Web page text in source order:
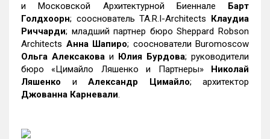
и Московской Архитектурной Биеннале Барт
Голдхоорн; сооснователь TA.R.I-Architects Клаудиа
Риччарди; младший партнер бюро Sheppard Robson
Architects Анна Шапиро; сооснователи Buromoscow
Ольга Алексакова и Юлия Бурдова; руководители
бюро «Цимайло Ляшенко и Партнеры» Николай
Ляшенко и Александр Цимайло; архитектор
Джованна Карневали.